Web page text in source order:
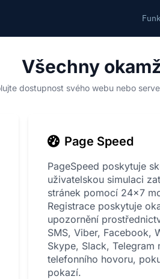
Všechny
dostupnost svého webu nebo
Page Speed
PageSpeed poskytuje
uživatelskou simulaci
stránek pomocí 24x7
Registrace poskytuje
upozornění
SMS, Viber, Facebook,
Skype, Slack, Telegram
telefonního hovoru,
pokazí.